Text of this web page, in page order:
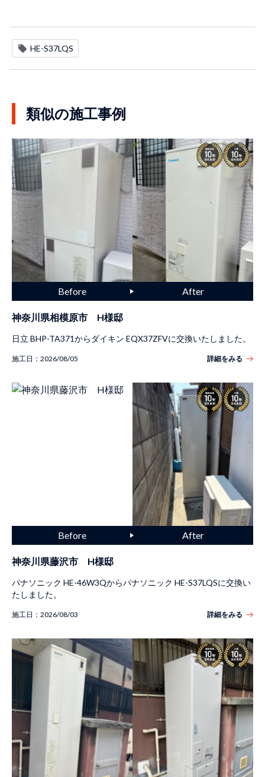
HE-S37LQS
類似の施工事例
神奈川県相模原市 H様邸
日立 BHP-TA371からダイキン EQX37ZFVに交換いたしました。
施工日： 2026/08/05 詳細をみる
神奈川県藤沢市 H様邸
パナソニック HE-46W3Qからパナソニック HE-S37LQSに交換い
たしました。
施工日： 2026/08/03 詳細をみる